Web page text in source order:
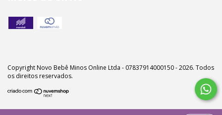
Copyright Novo Bebê Minos Online Ltda - 07837914000150 - 2026. Todos
os direitos reservados.